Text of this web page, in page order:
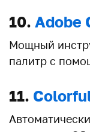
10. Adobe
Мощный
палитр с
11.